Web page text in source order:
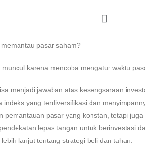
pasar saham?
karena mencoba mengatur waktu
menjadi jawaban atas kesengsaraan
yang terdiversifikasi dan
pemantauan pasar yang konstan, tetapi
lepas tangan untuk berinvestasi
lanjut tentang strategi beli dan tahan.